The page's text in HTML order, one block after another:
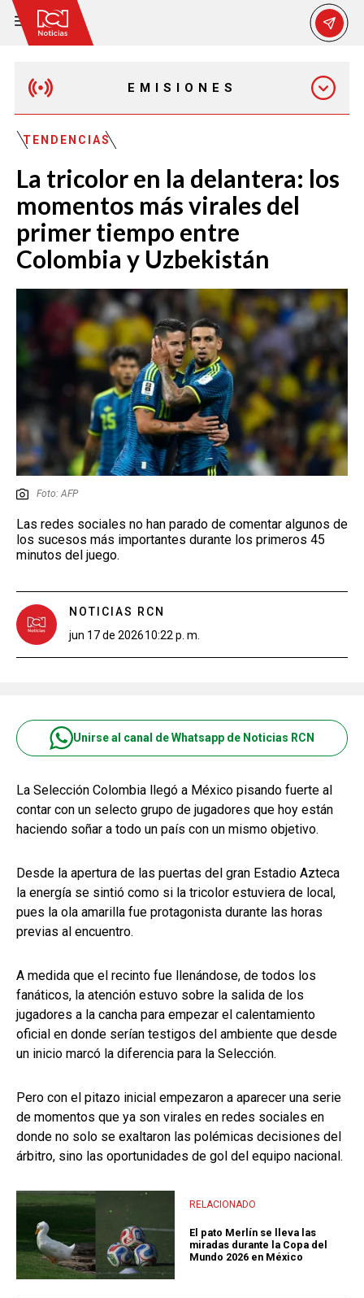
EMISIONES
EMISIÓN 12:30 PM
EMISIÓN 7:00 PM
EMISIÓN 11:30 PM
TENDENCIAS
La tricolor en la delantera: los
momentos más virales del
primer tiempo entre
Colombia y Uzbekistán
Foto: AFP
Las redes sociales no han parado de comentar algunos de
los sucesos más importantes durante los primeros 45
minutos del juego.
NOTICIAS RCN
jun 17 de 202610:22 p. m.
Unirse al canal de Whatsapp de Noticias RCN
La Selección Colombia llegó a México pisando fuerte al
contar con un selecto grupo de jugadores que hoy están
haciendo soñar a todo un país con un mismo objetivo.
Desde la apertura de las puertas del gran Estadio Azteca
la energía se sintió como si la tricolor estuviera de local,
pues la ola amarilla fue protagonista durante las horas
previas al encuentro.
A medida que el recinto fue llenándose, de todos los
fanáticos, la atención estuvo sobre la salida de los
jugadores a la cancha para empezar el calentamiento
oficial en donde serían testigos del ambiente que desde
un inicio marcó la diferencia para la Selección.
Pero con el pitazo inicial empezaron a aparecer una serie
de momentos que ya son virales en redes sociales en
donde no solo se exaltaron las polémicas decisiones del
árbitro, sino las oportunidades de gol del equipo nacional.
RELACIONADO
El pato Merlín se lleva las
miradas durante la Copa del
Mundo 2026 en México